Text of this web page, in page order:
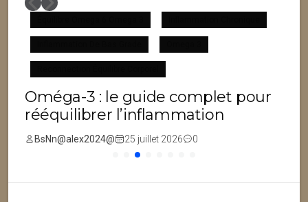
Oméga-3 : le guide complet pour
rééquilibrer l’inflammation
BsNn@alex2024@ 25 juillet 2026 0